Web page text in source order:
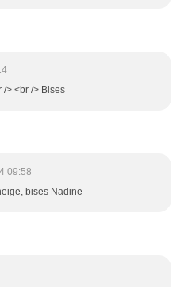
/> <br /> Bises
09:58
bises Nadine